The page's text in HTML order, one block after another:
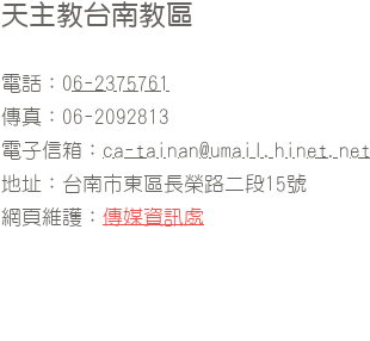
天主教台南教區
電話： 06-2375761
傳真：06-2092813
電子信箱： ca-tainan@umail.hinet.net
地址：台南市東區長榮路二段15號
​網頁維護： 傳媒資訊處